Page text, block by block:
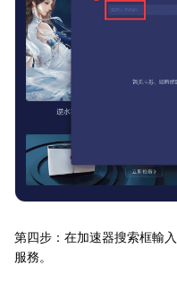
第四步：在加速器搜索框輸
服務。